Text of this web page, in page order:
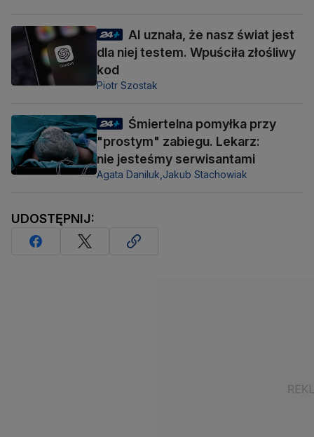
AI uznała, że nasz świat jest
dla niej testem. Wpuściła złośliwy
kod
Piotr Szostak
Śmiertelna pomyłka przy
"prostym" zabiegu. Lekarz:
nie jesteśmy serwisantami
Agata Daniluk,Jakub Stachowiak
UDOSTĘPNIJ: